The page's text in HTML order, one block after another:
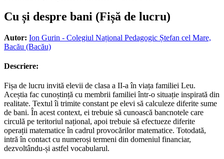
Cu și despre bani (Fișă de lucru)
Autor: Ion Gurin - Colegiul Național Pedagogic Ștefan cel Mare,
Bacău (Bacău)
Descriere:
Fișa de lucru invită elevii de clasa a II-a în viața familiei Leu.
Aceștia fac cunoștință cu membrii familiei într-o situație inspirată din
realitate. Textul îi trimite constant pe elevi să calculeze diferite sume
de bani. În acest context, ei trebuie să cunoască bancnotele care
circulă pe teritoriul național, apoi trebuie să efectueze diferite
operații matematice în cadrul provocărilor matematice. Totodată,
intră în contact cu numeroși termeni din domeniul financiar,
dezvoltându-și astfel vocabularul.